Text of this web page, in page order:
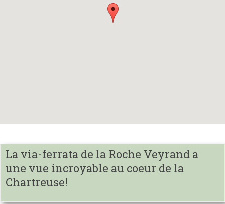
La via-ferrata de la Roche Veyrand a
une vue incroyable au coeur de la
Chartreuse!